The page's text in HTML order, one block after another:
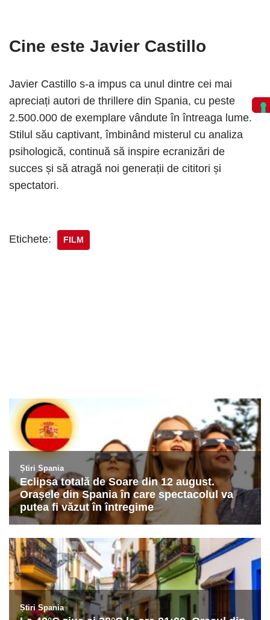
Cine este Javier Castillo
Javier Castillo s-a impus ca unul dintre cei mai
apreciați autori de thrillere din Spania, cu peste
2.500.000 de exemplare vândute în întreaga lume.
Stilul său captivant, îmbinând misterul cu analiza
psihologică, continuă să inspire ecranizări de
succes și să atragă noi generații de cititori și
spectatori.
Etichete: FILM